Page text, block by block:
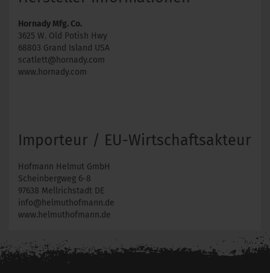
Hornady Mfg. Co.
3625 W. Old Potish Hwy
68803 Grand Island USA
scatlett@hornady.com
www.hornady.com
Importeur / EU-Wirtschaftsakteur
Hofmann Helmut GmbH
Scheinbergweg 6-8
97638 Mellrichstadt DE
info@helmuthofmann.de
www.helmuthofmann.de